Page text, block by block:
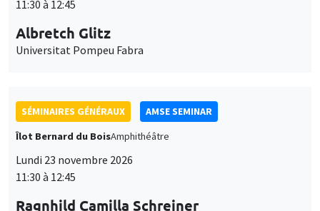
Albretch Glitz
Universitat Pompeu Fabra
Îlot Bernard du BoisAmphithéâtre
Lundi 23 novembre 2026
11:30 à 12:45
Ragnhild Camilla Schreiner
University of Oslo